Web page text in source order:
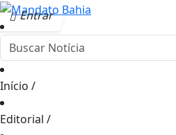
Entrar
Início /
Editorial /